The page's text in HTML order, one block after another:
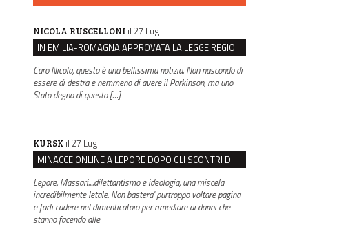
NICOLA RUSCELLONI il 27 Lug
IN EMILIA-ROMAGNA APPROVATA LA LEGGE REGIONALE SUL SUICIDIO MEDICALMENTE ASSISTITO
Caro Nicola, questa è una bellissima notizia. Non nascondo di
essere di destra e nemmeno di avere il Parkinson, ma uno
Stato degno di questo […]
KURSK il 27 Lug
MINACCE ONLINE A LEPORE DOPO GLI SCONTRI DI BOLOGNA, ASSEGNATA LA SCORTA AL SINDACO
Lepore, Massari....dilettantismo e ideologia, una miscela
incredibilmente letale. Non bastera' purtroppo voltare pagina
e farli cadere nel dimenticatoio per rimediare ai danni che
stanno facendo alle